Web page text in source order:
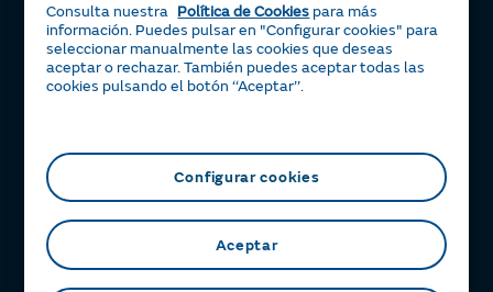
Luz y gas
Tarifa Noche
Tarifa Dinámica Luz
Alta luz
Alta gas
Servielectric
Servihogar
Calderas
Aire acondicionado
Placas solares
Servisolar
Compensación de Excedentes
Beneficios
Consejos de ahorro energético
Contacto
Consulta nuestra Política de Cookies para más
información. Puedes pulsar en "Configurar cookies" para
seleccionar manualmente las cookies que deseas
aceptar o rechazar. También puedes aceptar todas las
cookies pulsando el botón ‘‘Aceptar’’.
Configurar cookies
Aceptar